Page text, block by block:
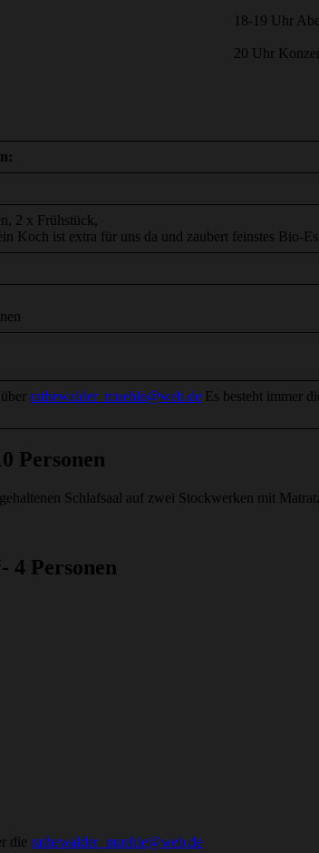
18-19 Uhr
20 Uhr
2 x Frühstück,
Koch ist extra für uns da und zaubert feinstes Bio-
rathewalder_muehle@web.de Es besteht immer
Personen
Schlafsaal auf zwei Stockwerken mit
4 Personen
die rathewalder_muehle@web.de